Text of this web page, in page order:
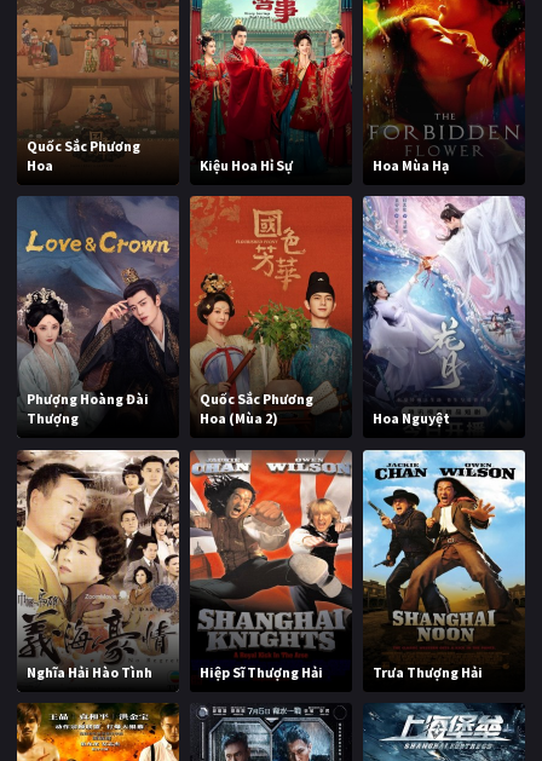
Quốc Sắc Phương
Hoa
Kiệu Hoa Hỉ Sự Hoa Mùa Hạ
Phượng Hoàng Đài
Thượng
Quốc Sắc Phương
Hoa (Mùa 2)
Hoa Nguyệt
Nghĩa Hải Hào Tình Hiệp Sĩ Thượng Hải Trưa Thượng Hải